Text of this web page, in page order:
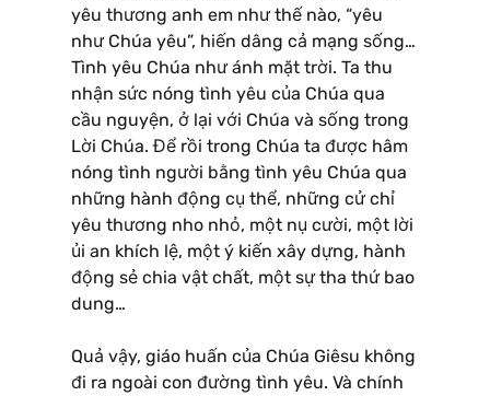
yêu thương anh em như thế nào, “yêu
như Chúa yêu”, hiến dâng cả mạng sống…
Tình yêu Chúa như ánh mặt trời. Ta thu
nhận sức nóng tình yêu của Chúa qua
cầu nguyện, ở lại với Chúa và sống trong
Lời Chúa. Để rồi trong Chúa ta được hâm
nóng tình người bằng tình yêu Chúa qua
những hành động cụ thể, những cử chỉ
yêu thương nho nhỏ, một nụ cười, một lời
ủi an khích lệ, một ý kiến xây dựng, hành
động sẻ chia vật chất, một sự tha thứ bao
dung…
Quả vậy, giáo huấn của Chúa Giêsu không
đi ra ngoài con đường tình yêu. Và chính